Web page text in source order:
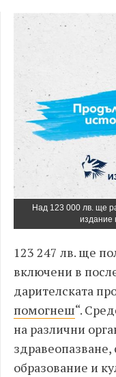
Над 123 000 лв. ще
издание
123 247 лв. ще
включени в
дарителската
помогнеш“.
на различни
образование и